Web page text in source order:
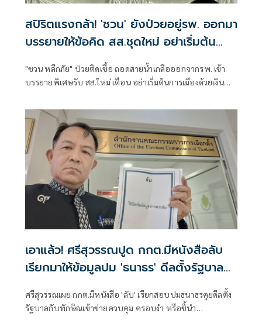
สปิริตแรงกล้า! 'ชวน' ยังป่วยอยู่รพ. ออกมา
บรรยายให้ข้อคิด สส.ชุดใหม่ อย่าเริ่มต้น
การเมืองด้วยเงิน
"ชวน หลีกภัย" ป่วยติดเชื้อ ถอดสายน้ำเกลือออกจากรพ. เข้า
บรรยายพิเศษรับ สส.ใหม่ เตือน อย่าเริ่มต้นการเมืองด้วยเงิน
การเมือง ลั่น หาก รธน.ดี แต่คนไม่ดี กฎหมายก็มีปัญหา
เอาแล้ว! ศรีสุวรรณปูด กกต.มีหนังสือลับ
เรียกมาให้ข้อมูลปม 'ธนาธร' ดีลตั้งรัฐบาล
ศรีสุวรรณเผย กกต.มีหนังสือ 'ลับ' เรียกสอบปมธนาธรคุยดีลตั้ง
รัฐบาลกับทักษิณเข้าข่ายควบคุม ครอบงำ หรือชี้นำ